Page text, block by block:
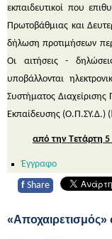
εκπαιδευτικοί που
Πρωτοβάθμιας και
δήλωση προτιμήσεων
Οι αιτήσεις -
υποβάλλονται
Συστήματος
Εκπαίδευσης (Ο.Π.ΣΥ.Δ.) (
από την Τετάρτη
Έγγραφο
f Share